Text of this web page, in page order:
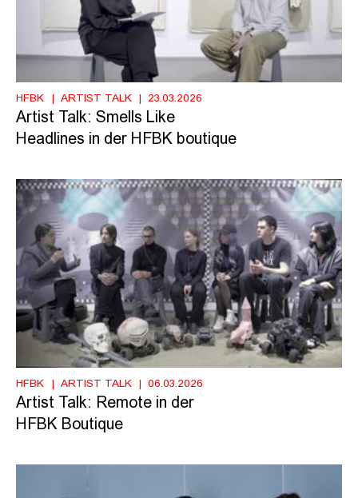
HFBK ARTIST TALK 23.03.2026
Artist Talk: Smells Like
Headlines in der HFBK boutique
HFBK ARTIST TALK 06.03.2026
Artist Talk: Remote in der
HFBK Boutique